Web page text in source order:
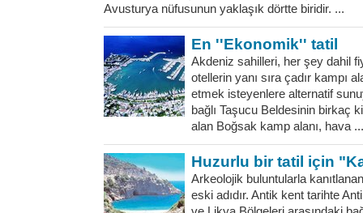
Avusturya nüfusunun yaklaşık dörtte biridir. ...
En ''Ekonomik'' tatil
Akdeniz sahilleri, her şey dahil
otellerin yanı sıra çadır kampı
etmek isteyenlere alternatif
bağlı Taşucu Beldesinin birkaç
alan Boğsak kamp alanı, hava ...
Huzurlu bir tatil için
Arkeolojik buluntularla
eski adıdır. Antik kent tarihte